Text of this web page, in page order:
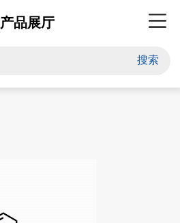
产品展厅
搜索